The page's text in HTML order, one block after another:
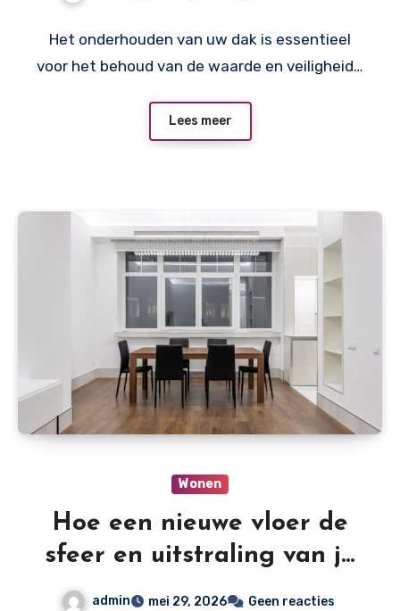
Het onderhouden van uw dak is essentieel
voor het behoud van de waarde en veiligheid…
Lees meer
Wonen
Hoe een nieuwe vloer de
sfeer en uitstraling van je
woning kan verbeteren
admin mei 29, 2026 Geen reacties